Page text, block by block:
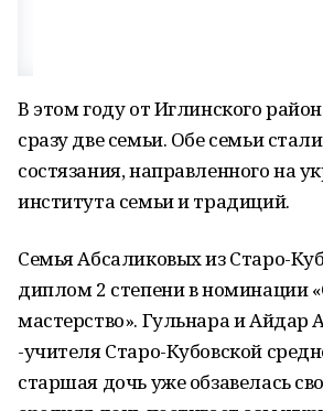
В этом году от Иглинского
сразу две семьи. Обе семьи
состязания, направленного на
института семьи и традиций.
Семья Абсаликовых из Старо-
диплом 2 степени в номинации
мастерство». Гульнара и Айдар
-учителя Старо-Кубовской
старшая дочь уже обзавелась